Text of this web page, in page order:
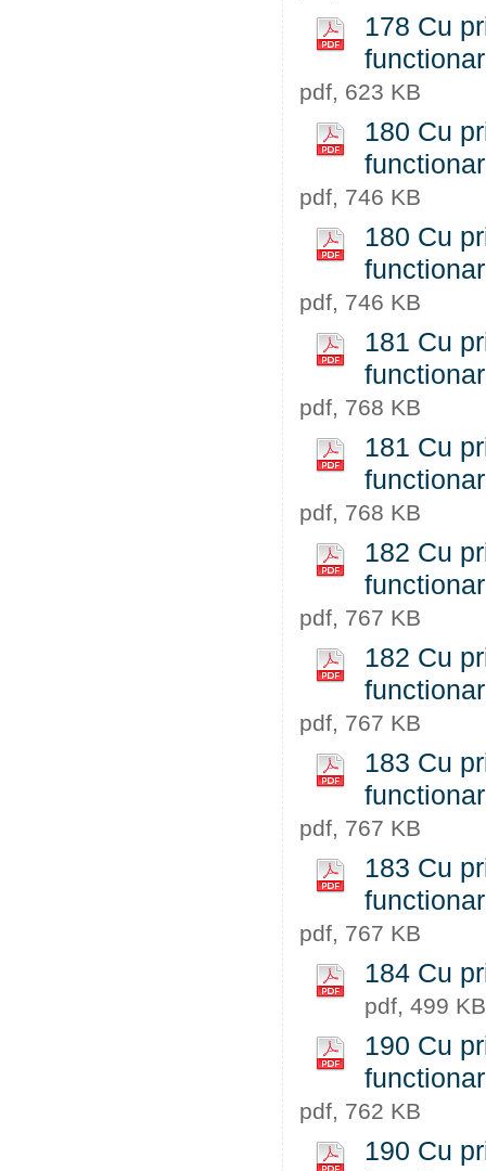
178 Cu
pdf, 623 KB
180 Cu
pdf, 746 KB
180 Cu
pdf, 746 KB
181 Cu
pdf, 768 KB
181 Cu
pdf, 768 KB
182 Cu
pdf, 767 KB
182 Cu
pdf, 767 KB
183 Cu
pdf, 767 KB
183 Cu
pdf, 767 KB
184 Cu
pdf, 499 KB
190 Cu
pdf, 762 KB
190 Cu